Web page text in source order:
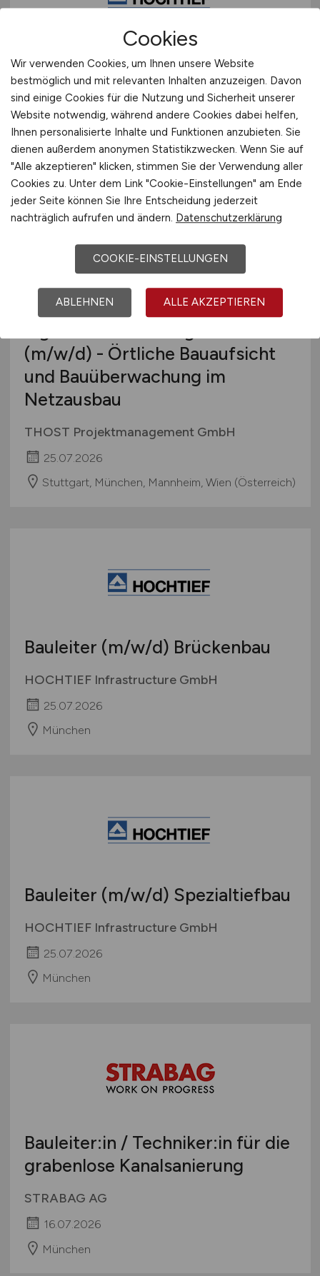
Kalkulator(m/w/d)
Spezialtiefbau
HOCHTIEF Infrastructure GmbH
München
(m/w/d) - Örtliche Bauaufsicht
und Bauüberwachung im
Netzausbau
THOST Projektmanagement GmbH
25.07.2026
Stuttgart, München, Mannheim, Wien (Österreich)
Bauleiter (m/w/d) Brückenbau
HOCHTIEF Infrastructure GmbH
25.07.2026
München
Bauleiter (m/w/d) Spezialtiefbau
HOCHTIEF Infrastructure GmbH
25.07.2026
München
Bauleiter:in / Techniker:in für die
grabenlose Kanalsanierung
STRABAG AG
16.07.2026
München
Cookies
Wir verwenden Cookies, um Ihnen unsere Website
bestmöglich und mit relevanten Inhalten anzuzeigen. Davon
sind einige Cookies für die Nutzung und Sicherheit unserer
Website notwendig, während andere Cookies dabei helfen,
Ihnen personalisierte Inhalte und Funktionen anzubieten. Sie
dienen außerdem anonymen Statistikzwecken. Wenn Sie auf
"Alle akzeptieren" klicken, stimmen Sie der Verwendung aller
Cookies zu. Unter dem Link "Cookie-Einstellungen" am Ende
jeder Seite können Sie Ihre Entscheidung jederzeit
nachträglich aufrufen und ändern. Datenschutzerklärung
COOKIE-EINSTELLUNGEN
ABLEHNEN ALLE AKZEPTIEREN